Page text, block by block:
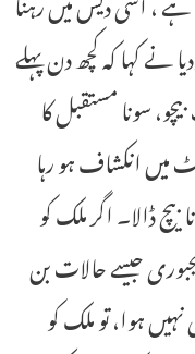
کہا کہ کچھ دن پہلے
سونا مستقبل کا
انکشاف ہو رہا
ڈالا۔ اگر ملک کو
جیسے حالات بن
ہوا، تو ملک کو